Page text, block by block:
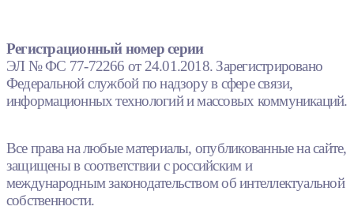
Регистрационный номер серии
ЭЛ № ФС 77-72266 от 24.01.2018. Зарегистрировано
Федеральной службой по надзору в сфере связи,
информационных технологий и массовых коммуникаций.
Все права на любые материалы, опубликованные на сайте,
защищены в соответствии с российским и
международным законодательством об интеллектуальной
собственности.